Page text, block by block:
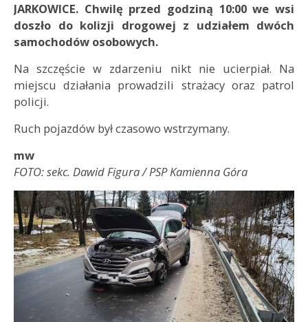
JARKOWICE. Chwilę przed godziną 10:00 we wsi
doszło do kolizji drogowej z udziałem dwóch
samochodów osobowych.
Na szczęście w zdarzeniu nikt nie ucierpiał. Na
miejscu działania prowadzili strażacy oraz patrol
policji.
Ruch pojazdów był czasowo wstrzymany.
mw
FOTO: sekc. Dawid Figura / PSP Kamienna Góra